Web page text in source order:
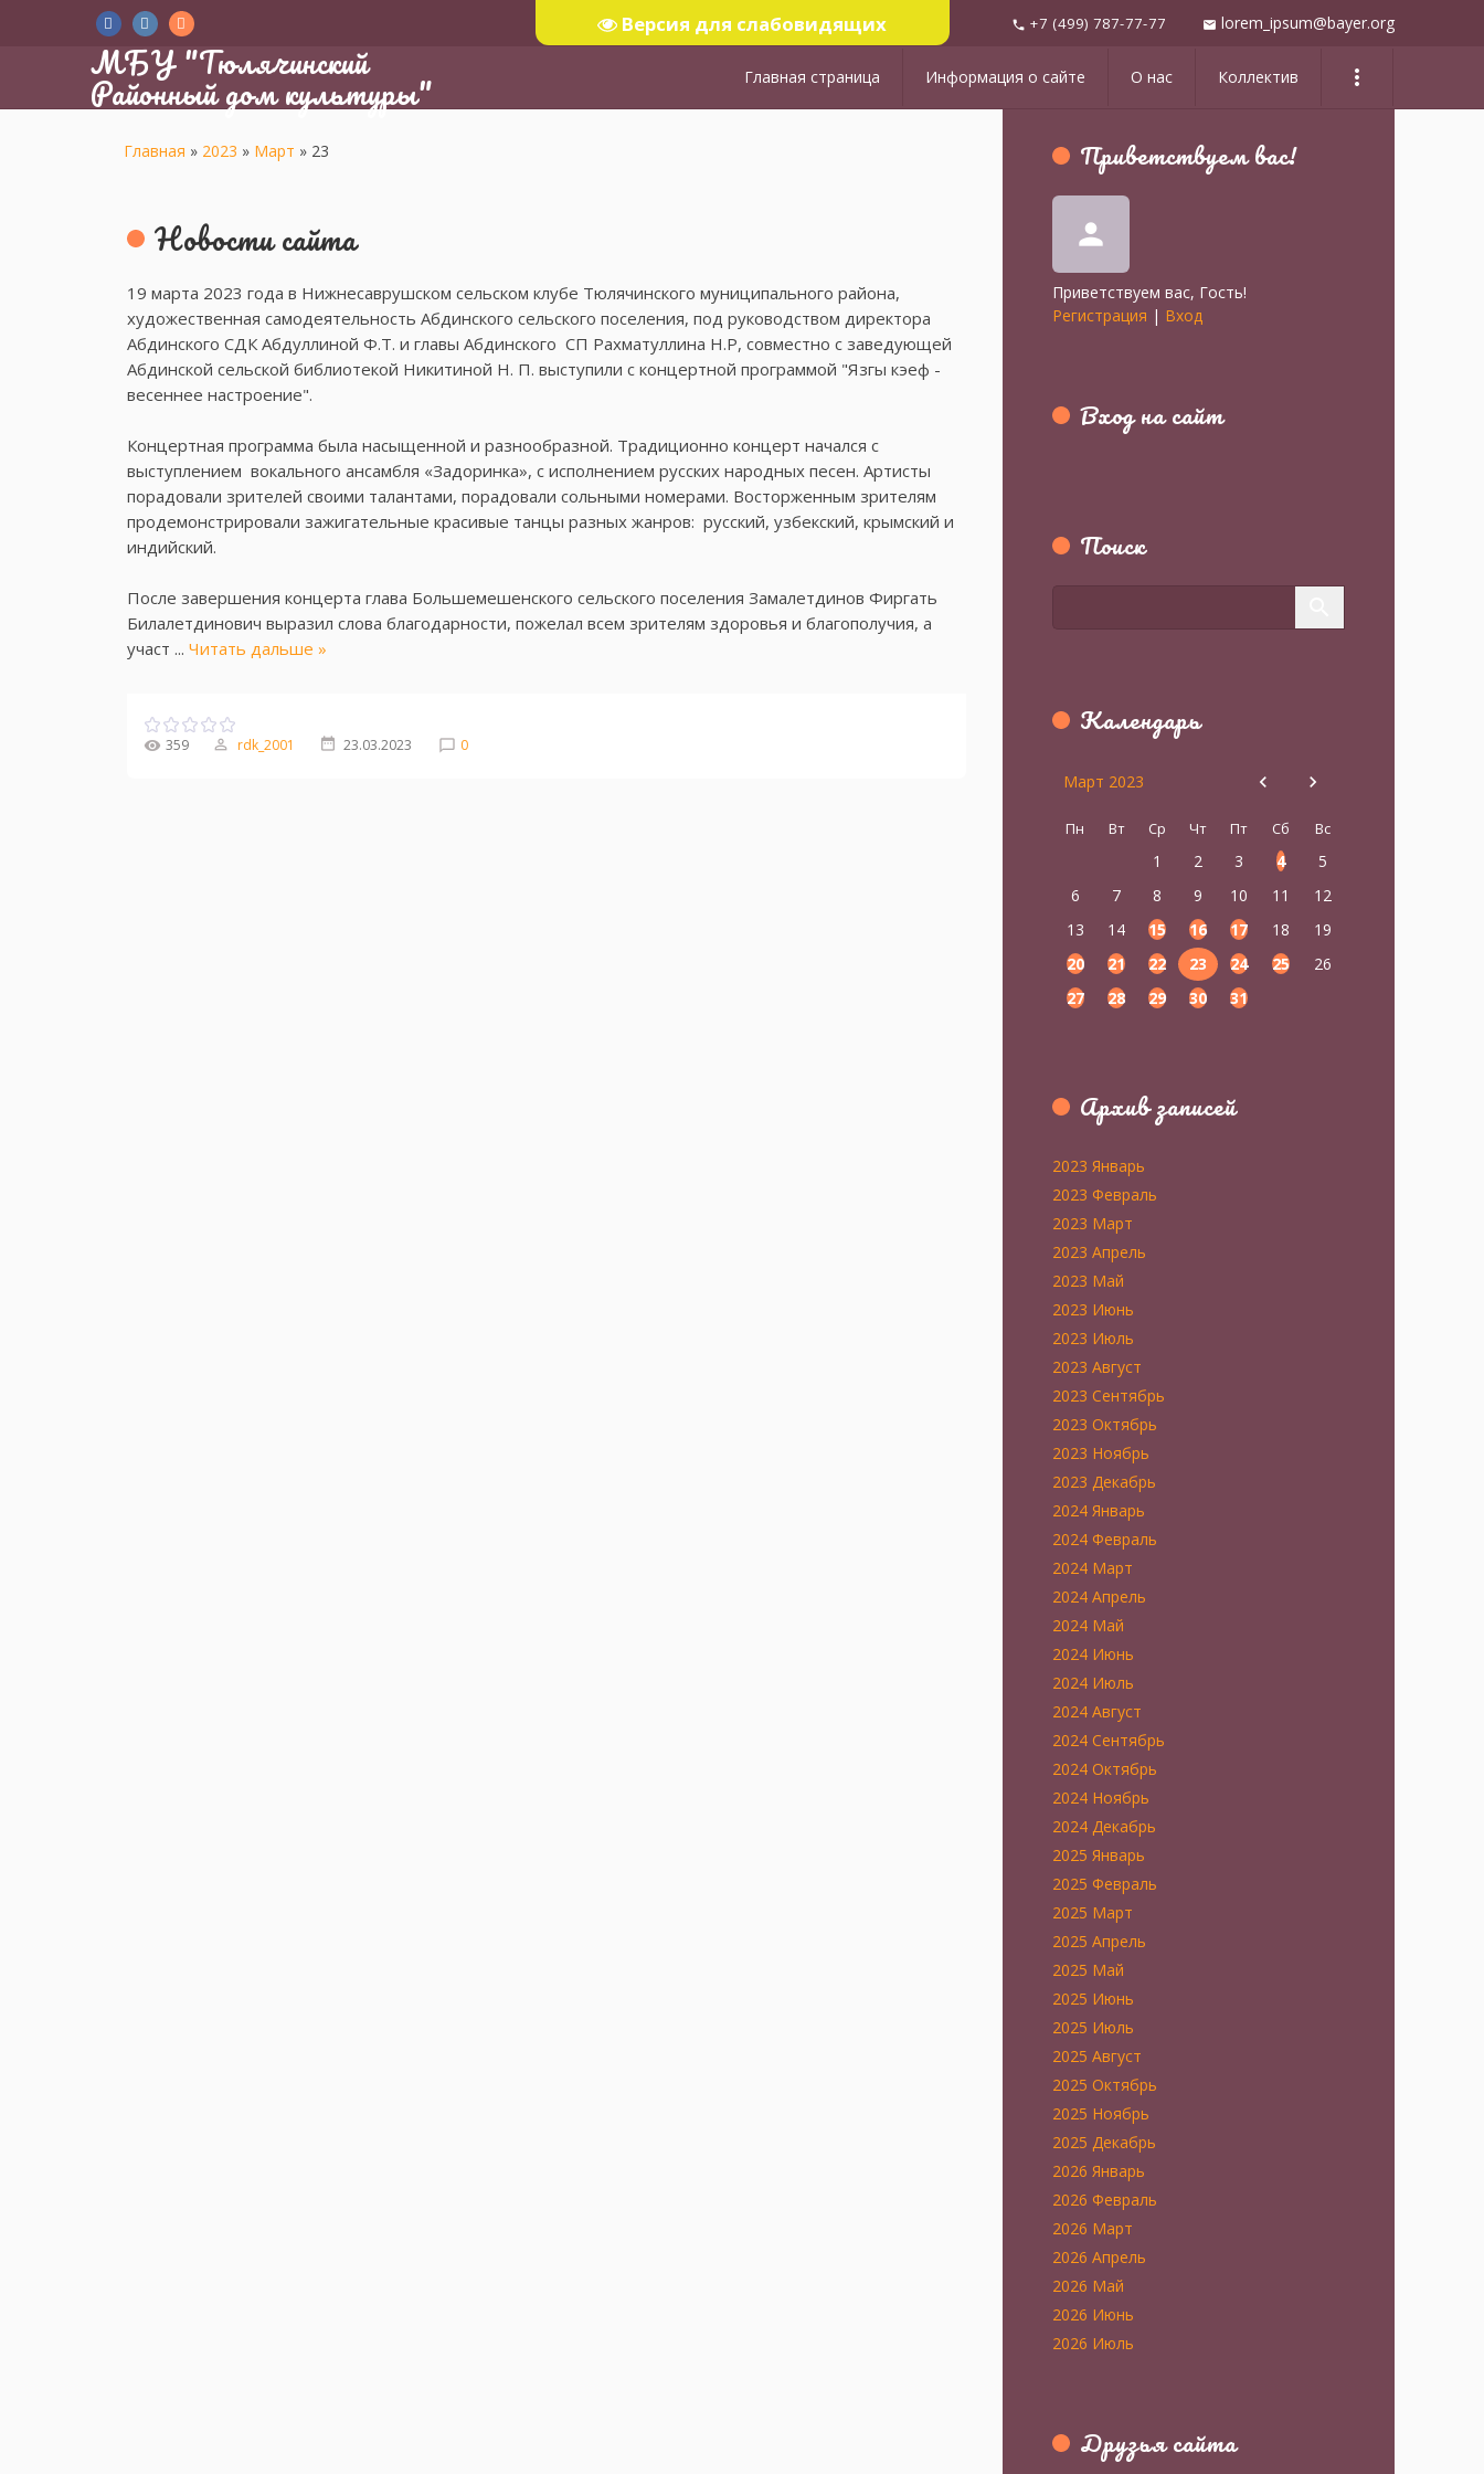
Версия для слабовидящих phone +7 (499) 787-77-77 mail lorem_ipsum@bayer.org
МБУ "Тюлячинский
Районный дом культуры" Главная страница Информация о сайте О нас Коллектив more_vert
Главная » 2023 » Март » 23
Новости сайта
19 марта 2023 года в Нижнесаврушском сельском клубе Тюлячинского муниципального района,
художественная самодеятельность Абдинского сельского поселения, под руководством директора
Абдинского СДК Абдуллиной Ф.Т. и главы​ Абдинского ​ СП Рахматуллина Н.Р, совместно с заведующей
Абдинской сельской библиотекой Никитиной Н. П. выступили с концертной программой "Язгы кэеф -
весеннее настроение".
Концертная программа была насыщенной и разнообразной. Традиционно концерт начался с
выступлением ​ вокального ансамбля «Задоринка», с исполнением русских народных песен. Артисты
порадовали зрителей​ своими талантами, порадовали сольными номерами. Восторженным зрителям
продемонстрировали зажигательные красивые танцы разных жанров: ​ русский, узбекский, крымский и
индийский. ​
После завершения концерта глава Большемешенского сельского поселения Замалетдинов Фиргать
Билалетдинович выразил слова благодарности,​ пожелал всем зрителям здоровья и благополучия, а
участ ... Читать дальше »
359 rdk_2001 23.03.2023 0
Приветствуем вас!
person
Приветствуем вас, Гость!
Регистрация | Вход
Вход на сайт
Поиск
Календарь
Март 2023
Пн Вт Ср Чт Пт Сб Вс
1 2 3 4
5
6
7 8 9 10 11
12
13
14 15 16 17 18
19
20
21 22 23 24 25
26
27
28 29 30 31
Архив записей
2023 Январь
2023 Февраль
2023 Март
2023 Апрель
2023 Май
2023 Июнь
2023 Июль
2023 Август
2023 Сентябрь
2023 Октябрь
2023 Ноябрь
2023 Декабрь
2024 Январь
2024 Февраль
2024 Март
2024 Апрель
2024 Май
2024 Июнь
2024 Июль
2024 Август
2024 Сентябрь
2024 Октябрь
2024 Ноябрь
2024 Декабрь
2025 Январь
2025 Февраль
2025 Март
2025 Апрель
2025 Май
2025 Июнь
2025 Июль
2025 Август
2025 Октябрь
2025 Ноябрь
2025 Декабрь
2026 Январь
2026 Февраль
2026 Март
2026 Апрель
2026 Май
2026 Июнь
2026 Июль
Друзья сайта